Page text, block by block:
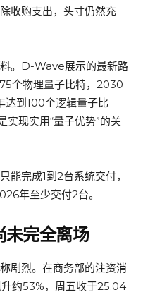
收购支出，头寸仍然充
。D-Wave展示的最新路
个物理量子比特，2030
达到100个逻辑量子比
现实用“量子优势”的关
能完成1到2台系统交付，
年至少交付2台。
未完全离场
剧烈。在商务部的注资消
约53%，周五收于25.04